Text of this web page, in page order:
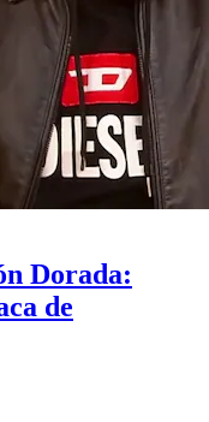
Dorada:
de